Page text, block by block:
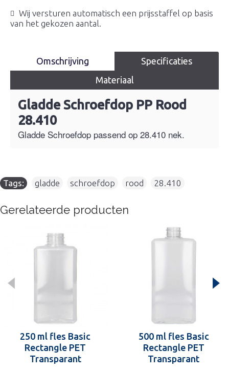
Wij versturen automatisch een prijsstaffel op basis
van het gekozen aantal.
Omschrijving
Specificaties
Materiaal
Gladde Schroefdop PP Rood
28.410
Gladde Schroefdop passend op 28.410 nek.
Tags: gladde schroefdop rood 28.410
Gerelateerde producten
250 ml fles Basic
Rectangle PET
Transparant
500 ml fles Basic
Rectangle PET
Transparant